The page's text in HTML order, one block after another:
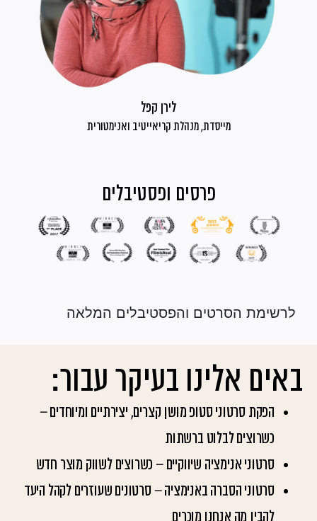
לירן קפל
מייסדת, מנהלת קריאייטיב ואנימטורית
פרסים ופסטיבלים
לרשימת הסרטים והפסטיבלים המלאה
באים אלינו בעיקר עבור:
הפקת סרטוני סטופ מושן קצרים, יצירתיים ומיוחדים –
כשרוצים לבלוט ברשתות
סרטוני אנימציה שיווקיים – כשרוצים לשווק מוצר חדש
סרטוני הסברה באנימציה – סרטונים שעוזרים לקהל היעד
להבין מה אנחנו מוכרים